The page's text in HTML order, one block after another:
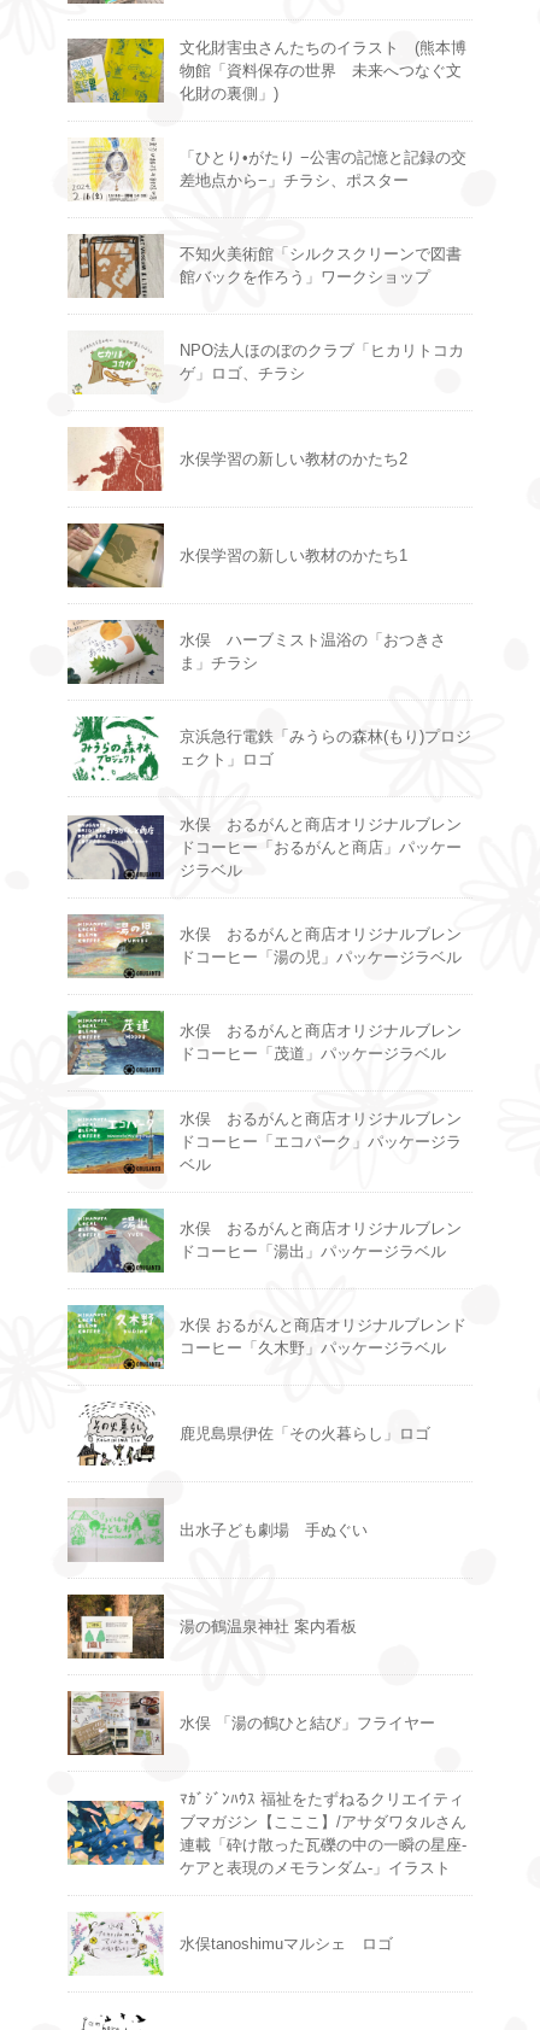
文化財害虫さんたちのイラスト (熊本博
物館「資料保存の世界 未来へつなぐ文
化財の裏側」)
「ひとり•がたり −公害の記憶と記録の交
差地点から−」チラシ、ポスター
不知火美術館「シルクスクリーンで図書
館バックを作ろう」ワークショップ
NPO法人ほのぼのクラブ「ヒカリトコカ
ゲ」ロゴ、チラシ
水俣学習の新しい教材のかたち2
水俣学習の新しい教材のかたち1
水俣 ハーブミスト温浴の「おつきさ
ま」チラシ
京浜急行電鉄「みうらの森林(もり)プロジ
ェクト」ロゴ
水俣 おるがんと商店オリジナルブレン
ドコーヒー「おるがんと商店」パッケー
ジラベル
水俣 おるがんと商店オリジナルブレン
ドコーヒー「湯の児」パッケージラベル
水俣 おるがんと商店オリジナルブレン
ドコーヒー「茂道」パッケージラベル
水俣 おるがんと商店オリジナルブレン
ドコーヒー「エコパーク」パッケージラ
ベル
水俣 おるがんと商店オリジナルブレン
ドコーヒー「湯出」パッケージラベル
水俣 おるがんと商店オリジナルブレンド
コーヒー「久木野」パッケージラベル
鹿児島県伊佐「その火暮らし」ロゴ
出水子ども劇場 手ぬぐい
湯の鶴温泉神社 案内看板
水俣 「湯の鶴ひと結び」フライヤー
ﾏｶﾞｼﾞﾝﾊｳｽ 福祉をたずねるクリエイティ
ブマガジン【こここ】/アサダワタルさん
連載「砕け散った瓦礫の中の一瞬の星座-
ケアと表現のメモランダム-」イラスト
水俣tanoshimuマルシェ ロゴ